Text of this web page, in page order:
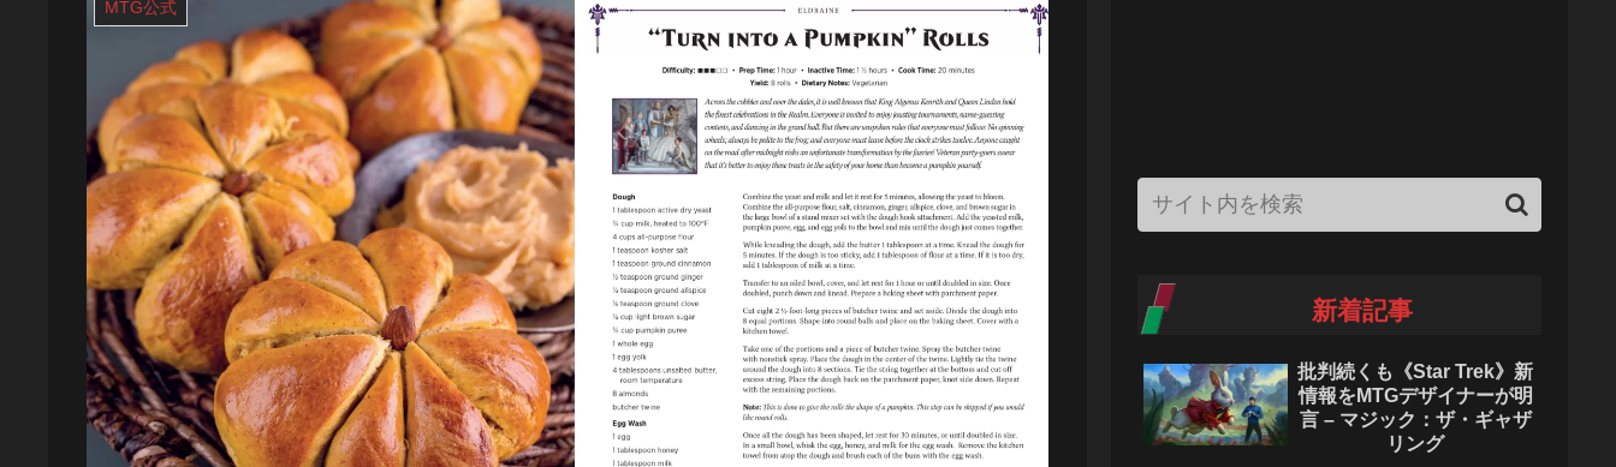
MTG公式
新着記事
批判続くも《Star Trek》新
情報をMTGデザイナーが明
言 – マジック：ザ・ギャザ
リング